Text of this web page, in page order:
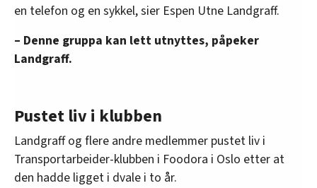
oversikten lengre ned på denne siden.
en telefon og en sykkel, sier Espen Utne Landgraff.
– Denne gruppa kan lett utnyttes, påpeker
Landgraff.
Pustet liv i klubben
Landgraff og flere andre medlemmer pustet liv i
Transportarbeider-klubben i Foodora i Oslo etter at
den hadde ligget i dvale i to år.